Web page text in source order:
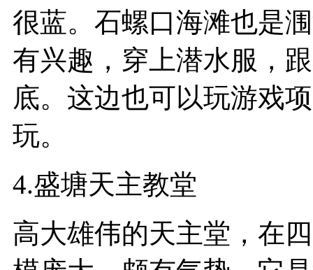
很蓝。石螺口海滩也是
有兴趣，穿上潜水服，
底。这边也可以玩游戏
玩。
4.盛塘天主教堂
高大雄伟的天主堂，在